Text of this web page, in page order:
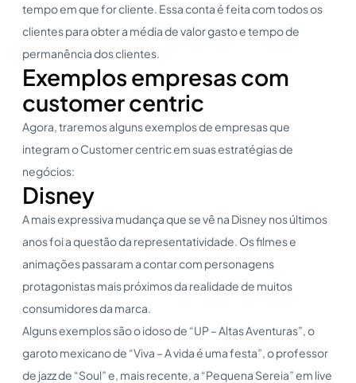
tempo em que for cliente. Essa conta é feita com todos os
clientes para obter a média de valor gasto e tempo de
permanência dos clientes.
Exemplos empresas com
customer centric
Agora, traremos alguns exemplos de empresas que
integram o Customer centric em suas estratégias de
negócios:
Disney
A mais expressiva mudança que se vê na Disney nos últimos
anos foi a questão da representatividade. Os filmes e
animações passaram a contar com personagens
protagonistas mais próximos da realidade de muitos
consumidores da marca.
Alguns exemplos são o idoso de “UP – Altas Aventuras”, o
garoto mexicano de “Viva – A vida é uma festa”, o professor
de jazz de “Soul” e, mais recente, a “Pequena Sereia” em live